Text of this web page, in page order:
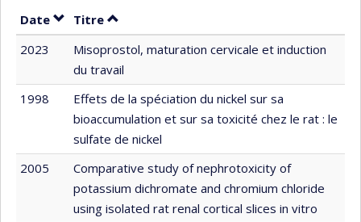
Date Trier par date en ordre croissant
Titre Trier par titre en ordre croissant
2023
Misoprostol, maturation cervicale et induction
du travail
1998
Effets de la spéciation du nickel sur sa
bioaccumulation et sur sa toxicité chez le rat : le
sulfate de nickel
2005
Comparative study of nephrotoxicity of
potassium dichromate and chromium chloride
using isolated rat renal cortical slices in vitro